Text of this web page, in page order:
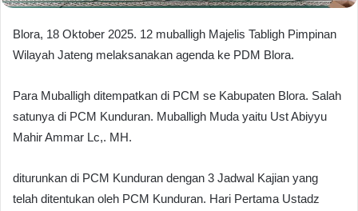
Blora, 18 Oktober 2025. 12 muballigh Majelis Tabligh Pimpinan
Wilayah Jateng melaksanakan agenda ke PDM Blora.
Para Muballigh ditempatkan di PCM se Kabupaten Blora. Salah
satunya di PCM Kunduran. Muballigh Muda yaitu Ust Abiyyu
Mahir Ammar Lc,. MH.
diturunkan di PCM Kunduran dengan 3 Jadwal Kajian yang
telah ditentukan oleh PCM Kunduran. Hari Pertama Ustadz